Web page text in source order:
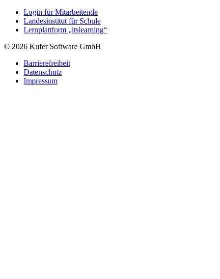
Login für Mitarbeitende
Landesinstitut für Schule
Lernplattform „itslearning“
© 2026 Kufer Software GmbH
Barrierefreiheit
Datenschutz
Impressum